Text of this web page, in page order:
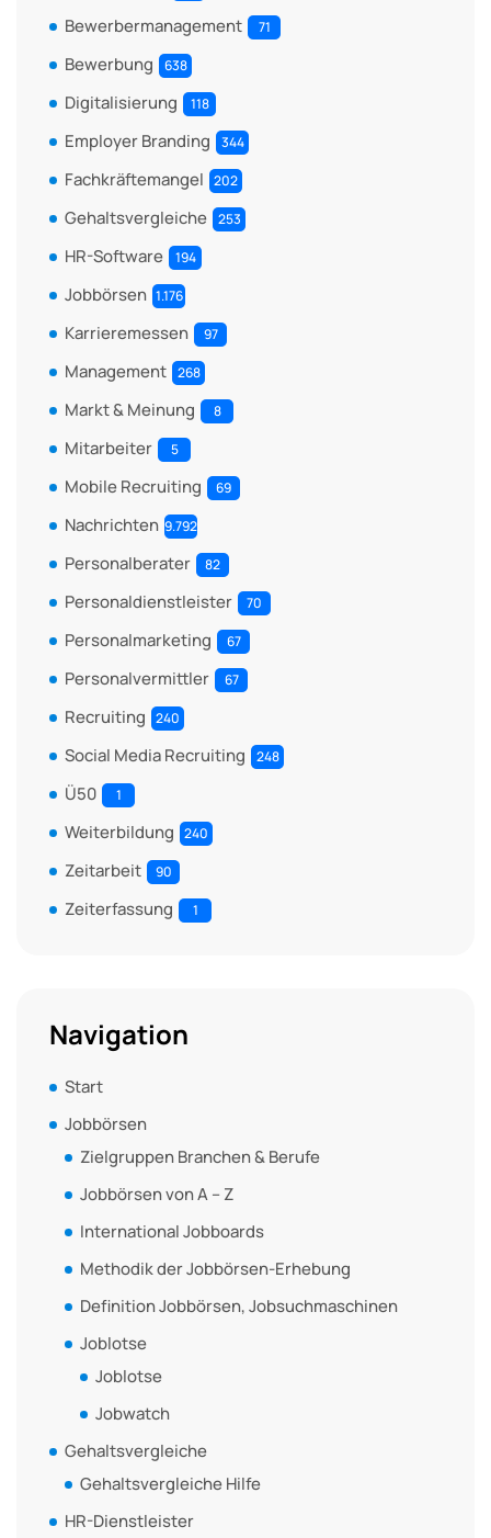
Bewerbermanagement 71
Bewerbung 638
Digitalisierung 118
Employer Branding 344
Fachkräftemangel 202
Gehaltsvergleiche 253
HR-Software 194
Jobbörsen 1.176
Karrieremessen 97
Management 268
Markt & Meinung 8
Mitarbeiter 5
Mobile Recruiting 69
Nachrichten 9.792
Personalberater 82
Personaldienstleister 70
Personalmarketing 67
Personalvermittler 67
Recruiting 240
Social Media Recruiting 248
Ü50 1
Weiterbildung 240
Zeitarbeit 90
Zeiterfassung 1
Navigation
Start
Jobbörsen
Zielgruppen Branchen & Berufe
Jobbörsen von A – Z
International Jobboards
Methodik der Jobbörsen-Erhebung
Definition Jobbörsen, Jobsuchmaschinen
Joblotse
Joblotse
Jobwatch
Gehaltsvergleiche
Gehaltsvergleiche Hilfe
HR-Dienstleister